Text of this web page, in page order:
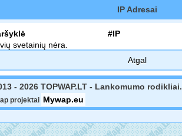
IP Adresai
#IP
svetainių nėra.
Atgal
- 2026 TOPWAP.LT - Lankomumo rodikliai.
projektai Mywap.eu